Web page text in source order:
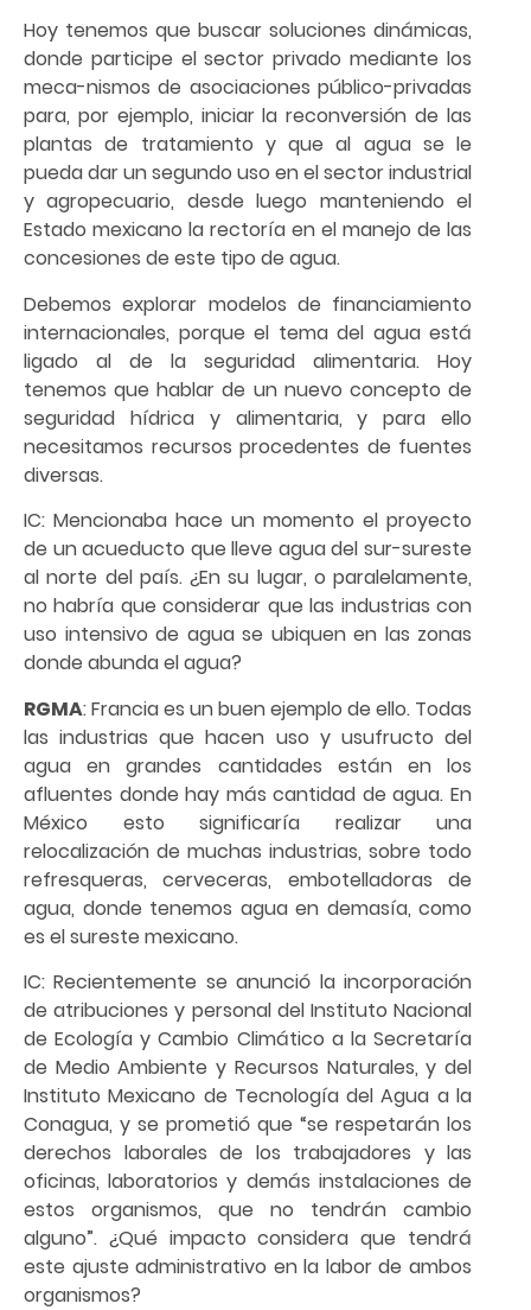
Hoy tenemos que buscar soluciones dinámicas,
donde participe el sector privado mediante los
meca-nismos de asociaciones público-privadas
para, por ejemplo, iniciar la reconversión de las
plantas de tratamiento y que al agua se le
pueda dar un segundo uso en el sector industrial
y agropecuario, desde luego manteniendo el
Estado mexicano la rectoría en el manejo de las
concesiones de este tipo de agua.
Debemos explorar modelos de financiamiento
internacionales, porque el tema del agua está
ligado al de la seguridad alimentaria. Hoy
tenemos que hablar de un nuevo concepto de
seguridad hídrica y alimentaria, y para ello
necesitamos recursos procedentes de fuentes
diversas.
IC: Mencionaba hace un momento el proyecto
de un acueducto que lleve agua del sur-sureste
al norte del país. ¿En su lugar, o paralelamente,
no habría que considerar que las industrias con
uso intensivo de agua se ubiquen en las zonas
donde abunda el agua?
RGMA: Francia es un buen ejemplo de ello. Todas
las industrias que hacen uso y usufructo del
agua en grandes cantidades están en los
afluentes donde hay más cantidad de agua. En
México esto significaría realizar una
relocalización de muchas industrias, sobre todo
refresqueras, cerveceras, embotelladoras de
agua, donde tenemos agua en demasía, como
es el sureste mexicano.
IC: Recientemente se anunció la incorporación
de atribuciones y personal del Instituto Nacional
de Ecología y Cambio Climático a la Secretaría
de Medio Ambiente y Recursos Naturales, y del
Instituto Mexicano de Tecnología del Agua a la
Conagua, y se prometió que “se respetarán los
derechos laborales de los trabajadores y las
oficinas, laboratorios y demás instalaciones de
estos organismos, que no tendrán cambio
alguno”. ¿Qué impacto considera que tendrá
este ajuste administrativo en la labor de ambos
organismos?